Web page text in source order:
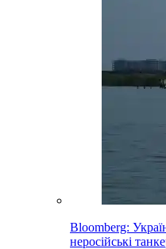
Bloomberg:
неросійські